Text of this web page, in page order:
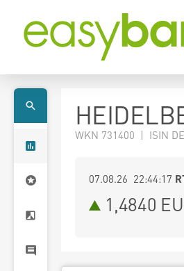
WKN 731400 | ISIN
07.08.26 22:44:17
1,4840